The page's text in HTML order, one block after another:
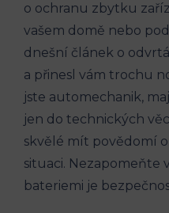
o ochranu zbytku
vašem domě nebo
dnešní článek o
a přinesl vám trochu
jste automechanik,
jen do technických
skvělé mít povědomí
situaci. Nezapomeňte
bateriemi je